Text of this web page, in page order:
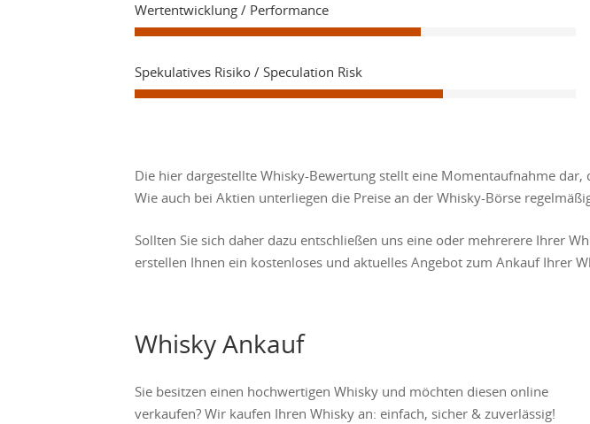
Wertentwicklung / Performance
Spekulatives Risiko / Speculation Risk
Die hier dargestellte Whisky-Bewertung stellt eine Momentaufnahme
Wie auch bei Aktien unterliegen die Preise an der Whisky-Börse
Sollten Sie sich daher dazu entschließen uns eine oder mehrerere Ihrer
erstellen Ihnen ein kostenloses und aktuelles Angebot zum Ankauf Ihrer
Whisky Ankauf
Sie besitzen einen hochwertigen Whisky und möchten diesen online
verkaufen? Wir kaufen Ihren Whisky an: einfach, sicher & zuverlässig!